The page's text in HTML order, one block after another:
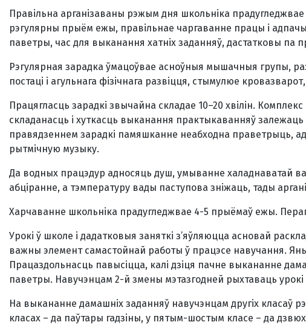
Правільна арганізаваны рэжым дня школьніка прадугледжвае
рэгулярны прыём ежы, правільнае чаргаванне працы і
паветры, час для выканання хатніх заданняў, дастатковы па
Рэгулярная зарадка ўмацоўвае асноўныя мышачныя групы,
постаці і агульнага фізічнага развіцця, стымулюе
Працягласць зарадкі звычайна складае 10–20 хвілін.
складанасць і хуткасць выканання практыкаванняў залежаць
правядзеннем зарадкі памяшканне неабходна праветрыць,
рытмічную музыку.
Да водных працэдур адносяць душ, умыванне халаднаватай
абціранне, а тэмпературу вады паступова зніжаць, тады
Харчаванне школьніка прадугледжвае 4-5 прыёмаў ежы.
Урокі ў школе і дадатковыя заняткі з’яўляюцца асновай
важны элемент самастойнай работы ў працэсе навучання.
Працаздольнасць павысіцца, калі дзіця пачне выкананне
паветры. Навучэнцам 2-й змены мэтазгодней рыхтаваць урокі
На выкананне дамашніх заданняў навучэнцам другіх класаў
класах – да паўтары гадзіны, у пятым-шостым класе – да дзвюх